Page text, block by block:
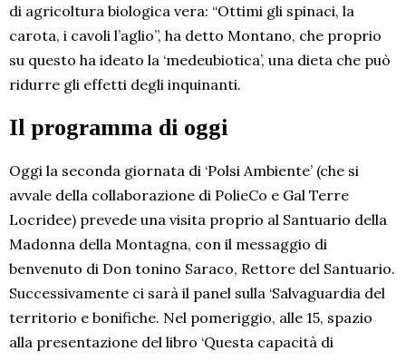
di agricoltura biologica vera: “Ottimi gli spinaci, la
carota, i cavoli l’aglio”, ha detto Montano, che proprio
su questo ha ideato la ‘medeubiotica’, una dieta che può
ridurre gli effetti degli inquinanti.
Il programma di oggi
Oggi la seconda giornata di ‘Polsi Ambiente’ (che si
avvale della collaborazione di PolieCo e Gal Terre
Locridee) prevede una visita proprio al Santuario della
Madonna della Montagna, con il messaggio di
benvenuto di Don tonino Saraco, Rettore del Santuario.
Successivamente ci sarà il panel sulla ‘Salvaguardia del
territorio e bonifiche. Nel pomeriggio, alle 15, spazio
alla presentazione del libro ‘Questa capacità di